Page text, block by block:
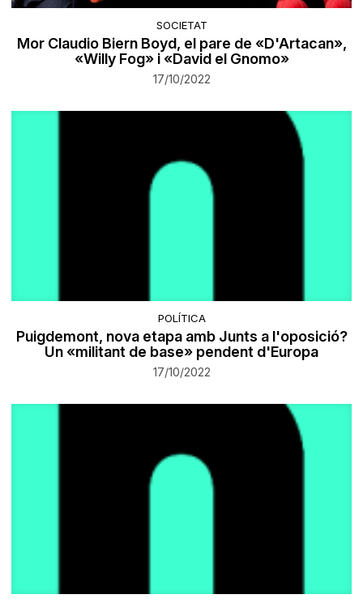
SOCIETAT
Mor Claudio Biern Boyd, el pare de «D'Artacan»,
«Willy Fog» i «David el Gnomo»
17/10/2022
POLÍTICA
Puigdemont, nova etapa amb Junts a l'oposició?
Un «militant de base» pendent d'Europa
17/10/2022